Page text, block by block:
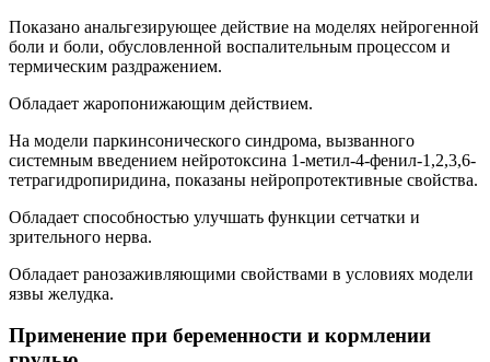
Показано анальгезирующее действие на моделях нейрогенной
боли и боли, обусловленной воспалительным процессом и
термическим раздражением.
Обладает жаропонижающим действием.
На модели паркинсонического синдрома, вызванного
системным введением нейротоксина 1-метил-4-фенил-1,2,3,6-
тетрагидропиридина, показаны нейропротективные свойства.
Обладает способностью улучшать функции сетчатки и
зрительного нерва.
Обладает ранозаживляющими свойствами в условиях модели
язвы желудка.
Применение при беременности и кормлении